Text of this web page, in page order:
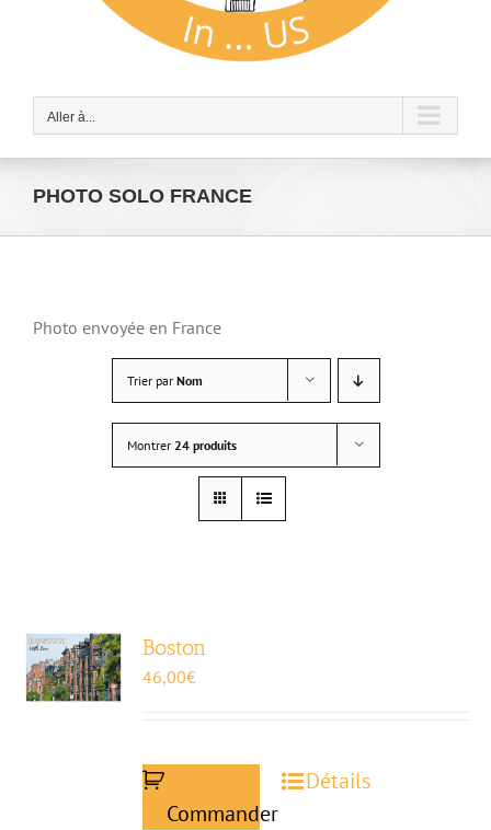
Aller à...
PHOTO SOLO FRANCE
Photo envoyée en France
Trier par Nom
Montrer 24 produits
Boston
46,00€
Commander
Détails